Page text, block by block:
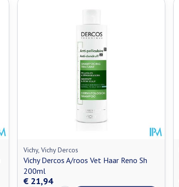
Vichy, Vichy Dercos
Vichy Dercos A/roos Vet Haar Reno Sh
200ml
€ 21,94